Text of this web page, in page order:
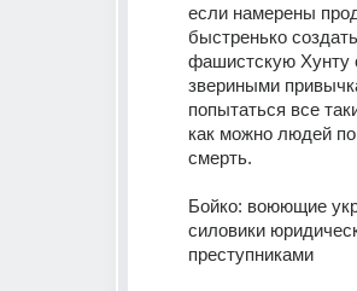
если намерены
быстренько
фашистскую Хунту
звериными
попытаться все
как можно людей
смерть.
Бойко: воюющие
силовики
преступниками